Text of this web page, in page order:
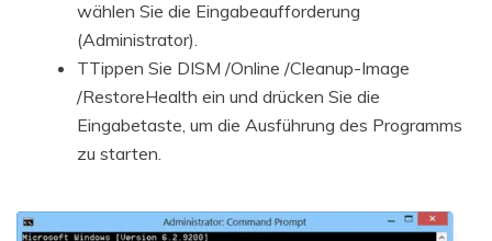
wählen Sie die Eingabeaufforderung
(Administrator).
TTippen Sie DISM /Online /Cleanup-Image
/RestoreHealth ein und drücken Sie die
Eingabetaste, um die Ausführung des Programms
zu starten.